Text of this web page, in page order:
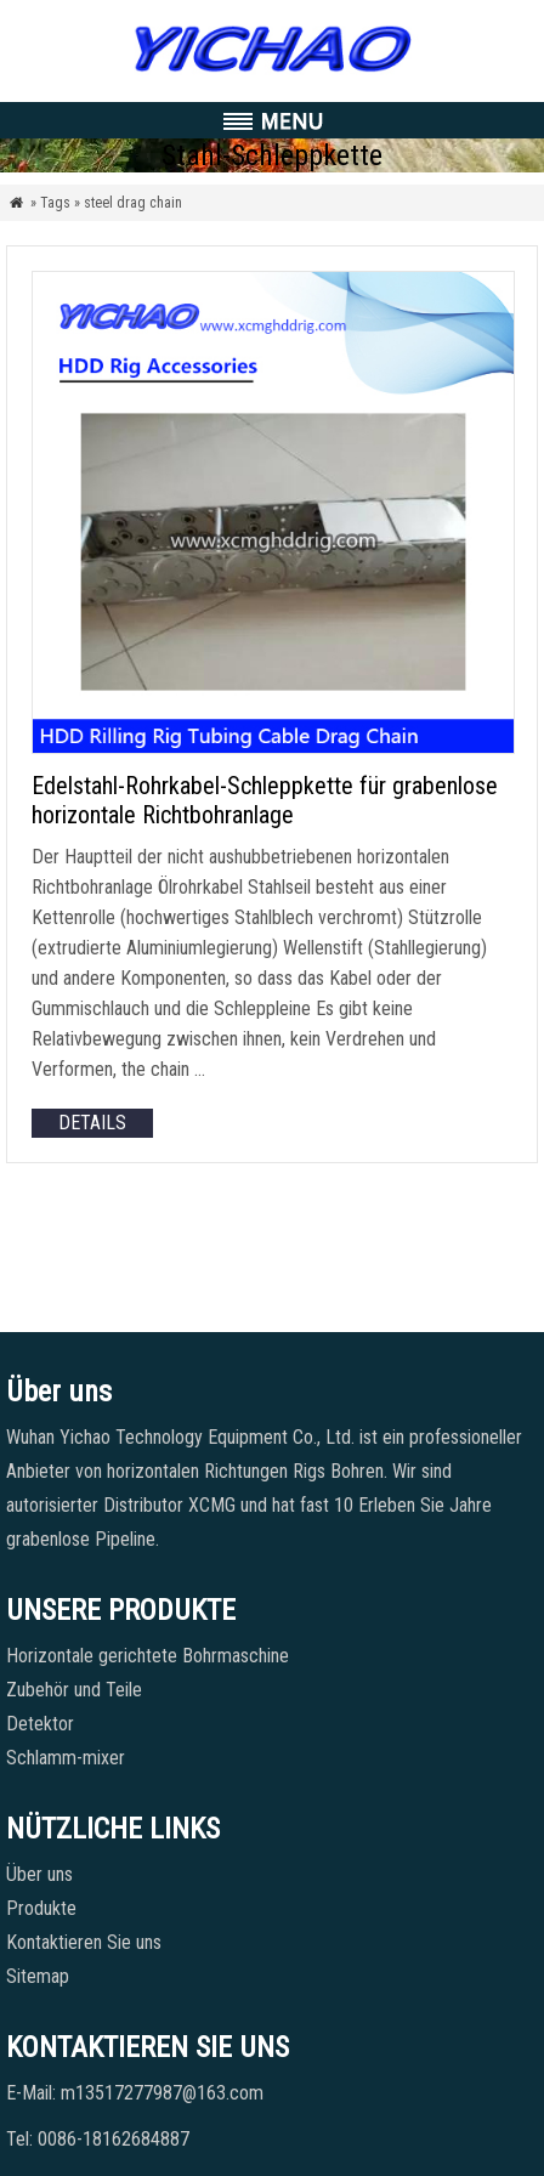
Stahl-Schleppkette
 » Tags » steel drag chain
Edelstahl-Rohrkabel-Schleppkette für grabenlose
horizontale Richtbohranlage
Der Hauptteil der nicht aushubbetriebenen horizontalen
Richtbohranlage Ölrohrkabel Stahlseil besteht aus einer
Kettenrolle (hochwertiges Stahlblech verchromt) Stützrolle
(extrudierte Aluminiumlegierung) Wellenstift (Stahllegierung)
und andere Komponenten, so dass das Kabel oder der
Gummischlauch und die Schleppleine Es gibt keine
Relativbewegung zwischen ihnen, kein Verdrehen und
Verformen, the chain …
DETAILS
Über uns
Wuhan Yichao Technology Equipment Co., Ltd. ist ein professioneller
Anbieter von horizontalen Richtungen Rigs Bohren. Wir sind
autorisierter Distributor XCMG und hat fast 10 Erleben Sie Jahre
grabenlose Pipeline.
UNSERE PRODUKTE
Horizontale gerichtete Bohrmaschine
Zubehör und Teile
Detektor
Schlamm-mixer
NÜTZLICHE LINKS
Über uns
Produkte
Kontaktieren Sie uns
Sitemap
KONTAKTIEREN SIE UNS
E-Mail: m13517277987@163.com
Tel: 0086-18162684887